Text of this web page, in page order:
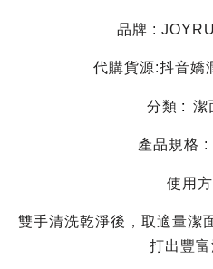
品牌 :
代購貨源:抖音嬌
分類 : 潔
產品規格 :
使用
雙手清洗乾淨後，取適量潔
打出豐富